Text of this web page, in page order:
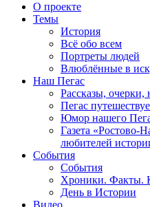
О проекте
Темы
История
Всё обо всем
Портреты людей
Влюблённые в
Наш Пегас
Рассказы, очерки,
Пегас
Юмор нашего
Газета «Ростово-
любителей
События
События
Хроники. Факты.
День в Истории
Видео